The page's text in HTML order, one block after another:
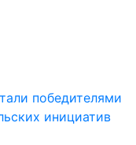
победителями
инициатив